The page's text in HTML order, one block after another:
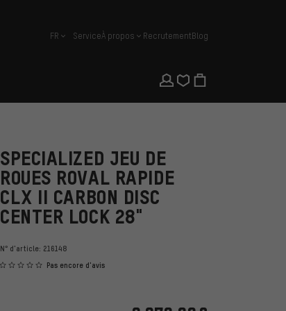
français
FR ServiceÀ propos RecrutementBlog
SPECIALIZED JEU DE
ROUES ROVAL RAPIDE
CLX II CARBON DISC
CENTER LOCK 28"
N° d'article: 216148
Pas encore d'avis